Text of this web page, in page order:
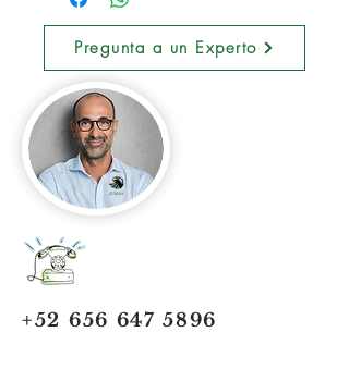
Pregunta a un Experto
+52 656 647 5896